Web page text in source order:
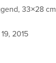
33×28 cm
2015